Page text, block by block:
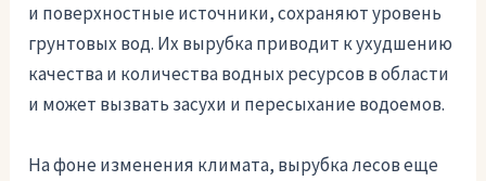
и поверхностные источники, сохраняют уровень
грунтовых вод. Их вырубка приводит к ухудшению
качества и количества водных ресурсов в области
и может вызвать засухи и пересыхание водоемов.
На фоне изменения климата, вырубка лесов еще